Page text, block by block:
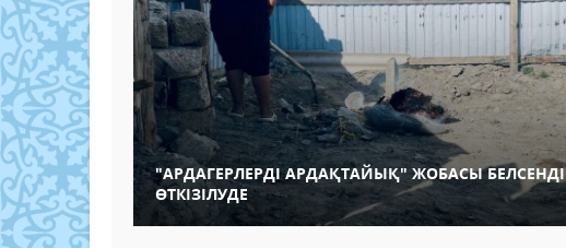
"АРДАГЕРЛЕРДІ АРДАҚТАЙЫҚ" ЖОБАСЫ БЕЛСЕНДІ
ӨТКІЗІЛУДЕ